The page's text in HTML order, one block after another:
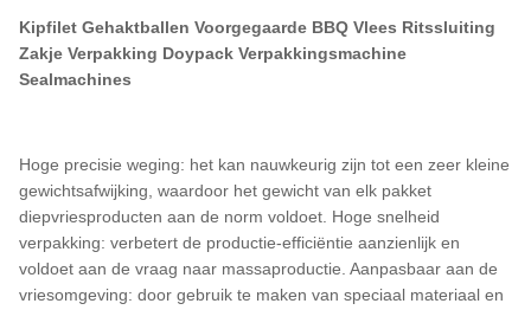
Kipfilet Gehaktballen Voorgegaarde BBQ Vlees Ritssluiting
Zakje Verpakking Doypack Verpakkingsmachine
Sealmachines
Hoge precisie weging: het kan nauwkeurig zijn tot een zeer kleine
gewichtsafwijking, waardoor het gewicht van elk pakket
diepvriesproducten aan de norm voldoet. Hoge snelheid
verpakking: verbetert de productie-efficiëntie aanzienlijk en
voldoet aan de vraag naar massaproductie. Aanpasbaar aan de
vriesomgeving: door gebruik te maken van speciaal materiaal en